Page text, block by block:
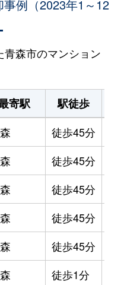
例（2023年1～12
森市のマンション
寄駅 駅徒歩
徒歩45分
徒歩45分
徒歩45分
徒歩45分
徒歩45分
徒歩1分